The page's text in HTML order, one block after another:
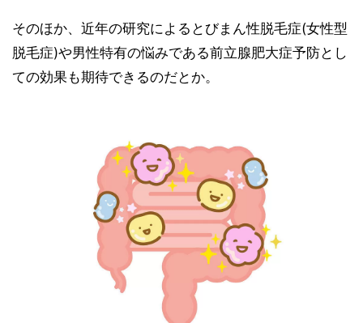
そのほか、近年の研究によるとびまん性脱毛症(女性型
脱毛症)や男性特有の悩みである前立腺肥大症予防とし
ての効果も期待できるのだとか。